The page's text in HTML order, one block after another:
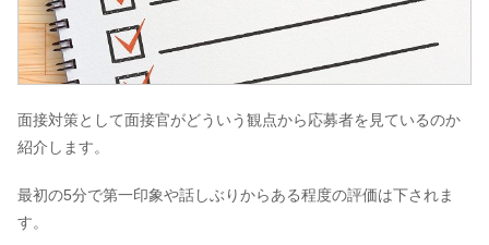
面接対策として面接官がどういう観点から応募者を見ているのか
紹介します。
最初の5分で第一印象や話しぶりからある程度の評価は下されま
す。